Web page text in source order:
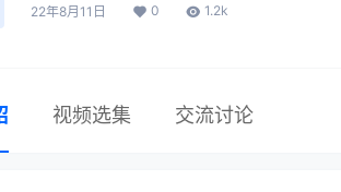
22年8月11日 0 1.2k
视频选集 交流讨论